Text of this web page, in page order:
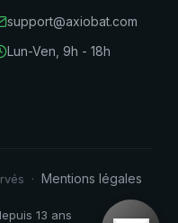
support@axiobat.com
Lun-Ven, 9h - 18h
· Mentions légales
13 ans